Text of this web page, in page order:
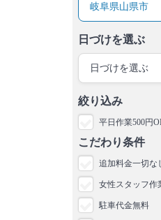
岐阜県山県市
日づけを選ぶ
日づけを選ぶ
絞り込み
平日作業500円
こだわり条件
追加料金一切な
女性スタッフ作
駐車代金無料